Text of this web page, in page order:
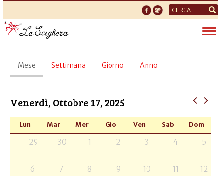
Form
di
ricerca
Schede
primarie
Mese (scheda
attiva)
Settimana Giorno Anno
Venerdì, Ottobre 17, 2025
Lun Mar Mer Gio Ven Sab Dom
29 30 1 2 3 4 5
6 7 8 9 10 11 12